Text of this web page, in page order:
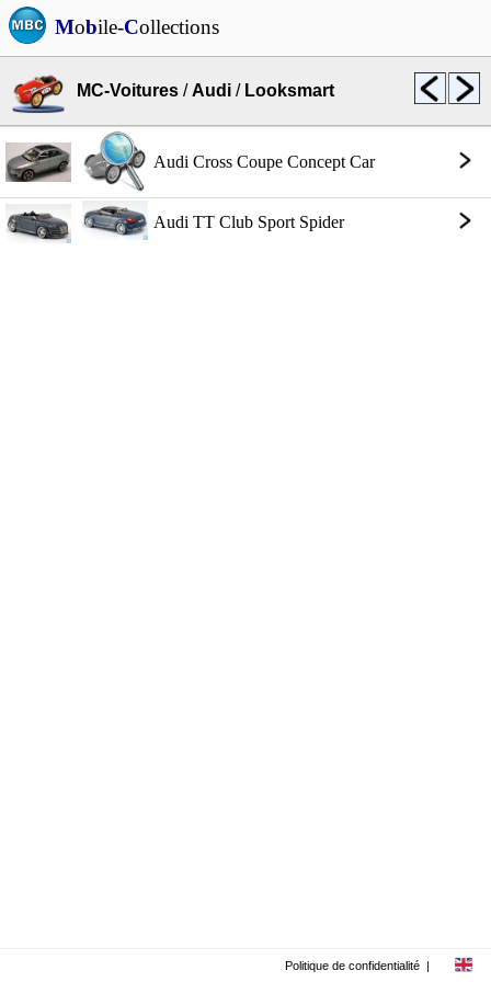
Mobile-Collections
MC-Voitures /Audi / Looksmart
Audi Cross Coupe Concept Car
Audi TT Club Sport Spider
Politique de confidentialité |